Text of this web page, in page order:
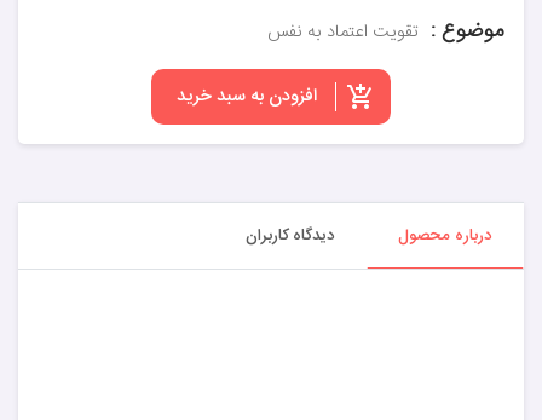
موضوع : تقویت اعتماد به نفس
افزودن به سبد خرید
درباره محصول دیدگاه کاربران